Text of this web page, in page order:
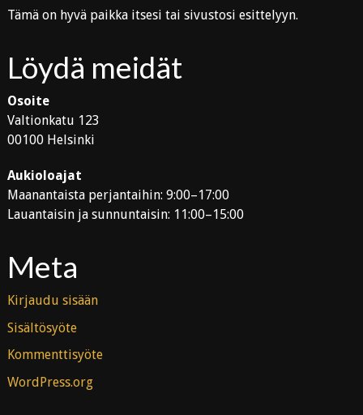
Tämä on hyvä paikka itsesi tai sivustosi esittelyyn.
Löydä meidät
Osoite
Valtionkatu 123
00100 Helsinki
Aukioloajat
Maanantaista perjantaihin: 9:00–17:00
Lauantaisin ja sunnuntaisin: 11:00–15:00
Meta
Kirjaudu sisään
Sisältösyöte
Kommenttisyöte
WordPress.org